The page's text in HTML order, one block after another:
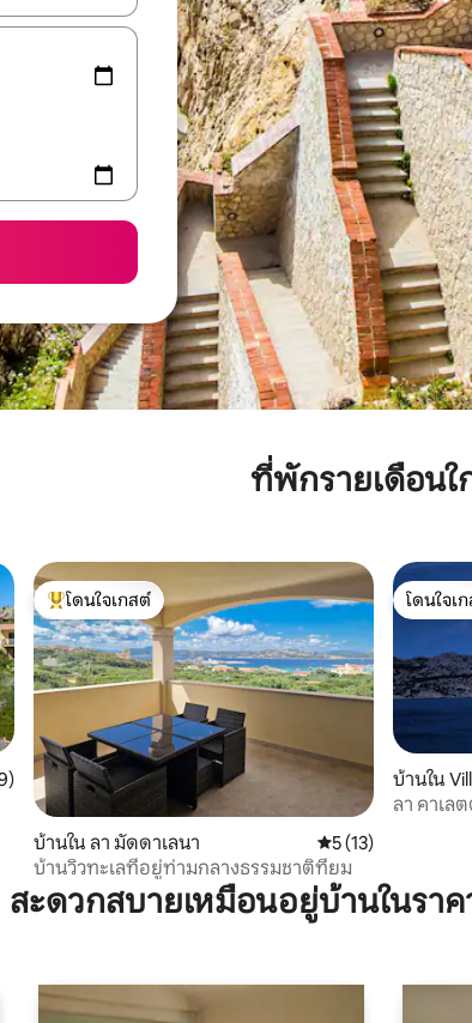
ที่พักรายเดือนใ
ฉลี่ย 5 จาก 5, 19 รีวิว
โดนใจเกสต์ที่สุด
โดนใจเกสต์
บ้านใน ลา มัดดาเลนา คะแนนเฉลี่ย 5 จาก
5 (13)
บ้านวิวทะเลที่อยู่ท่ามกลางธรรมชาติที่ยม
โดนใจเ
โดนใจเ
บ้านใน
ลา คาเล
สะดวกสบายเหมือนอยู่บ้านในรา